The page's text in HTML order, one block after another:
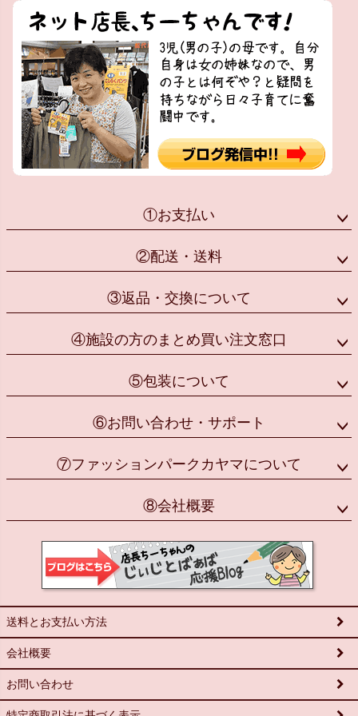
①お支払い
②配送・送料
③返品・交換について
④施設の方のまとめ買い注文窓口
⑤包装について
⑥お問い合わせ・サポート
⑦ファッションパークカヤマについて
⑧会社概要
送料とお支払い方法
会社概要
お問い合わせ